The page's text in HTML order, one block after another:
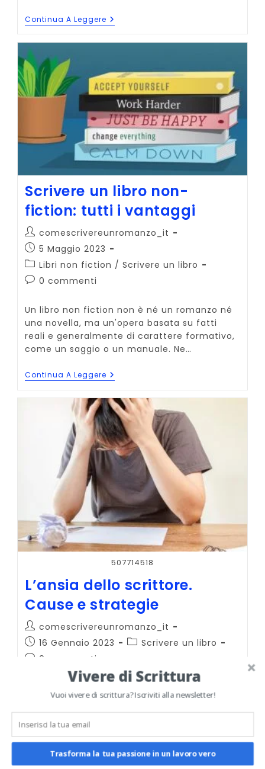
Continua A Leggere Come
Trasformare
Un
Romanzo
Scrivere un libro non-
fiction: tutti i vantaggi
Autore
dell'articolo:
comescrivereunromanzo_it
Articolo
pubblicato:
5 Maggio 2023
Categoria
dell'articolo:
Libri non fiction / Scrivere un libro
Commenti
0 commenti
Un libro non fiction non è né un romanzo né
una novella, ma un'opera basata su fatti
reali e generalmente di carattere formativo,
come un saggio o un manuale. Ne…
Continua A Leggere Scrivere
Un
Non-
Fiction:
Tutti
I
Vantaggi
507714518
L’ansia dello scrittore.
Cause e strategie
Autore
dell'articolo:
comescrivereunromanzo_it
Articolo
pubblicato:
16 Gennaio 2023
Categoria
Scrivere un libro
Commenti
dell'articolo:
0 commenti
quanto pensiamo e a volte può essere
schiacciante. Come combatterla? Ecco
qualche strategia.
Continua A LeggereL’ansia
Dello
Vivere di Scrittura
Vuoi vivere di scrittura? Iscriviti alla newsletter!
Trasforma la tua passione in un lavoro vero